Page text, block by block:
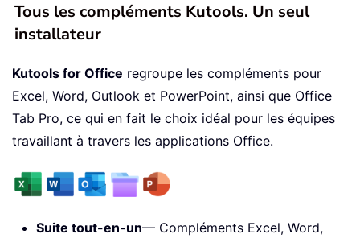
Tous les compléments Kutools. Un seul
installateur
Kutools for Office regroupe les compléments pour
Excel, Word, Outlook et PowerPoint, ainsi que Office
Tab Pro, ce qui en fait le choix idéal pour les équipes
travaillant à travers les applications Office.
Suite tout-en-un— Compléments Excel, Word,